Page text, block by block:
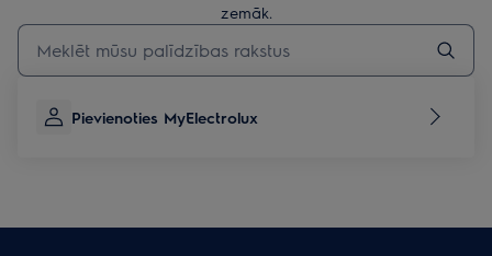
zemāk.
Rakstiet, lai meklētu rakstus par atbalstu
Pievienoties MyElectrolux